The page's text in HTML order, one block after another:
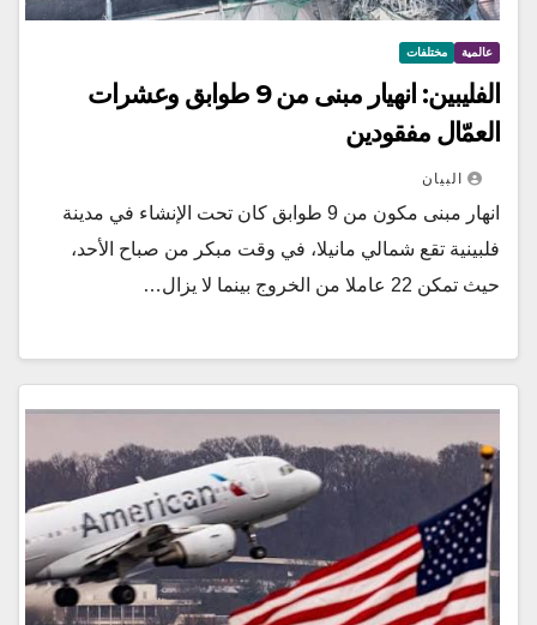
عالمية مختلفات
الفليبين: انهيار مبنى من 9 طوابق وعشرات
العمّال مفقودين
البيان
انهار مبنى مكون من 9 طوابق كان تحت الإنشاء في مدينة
فلبينية تقع شمالي مانيلا، في وقت مبكر من صباح الأحد،
حيث تمكن 22 عاملا من الخروج بينما لا يزال…